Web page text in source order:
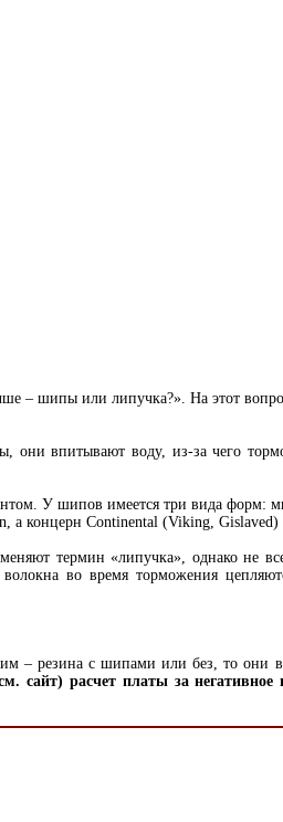
– шипы или липучка?». На этот
впитывают воду, из-за чего
У шипов имеется три вида форм:
Continental (Viking, Gislaved)
термин «липучка», однако не
во время торможения
– резина с шипами или без, то они
сайт) расчет платы за негативное